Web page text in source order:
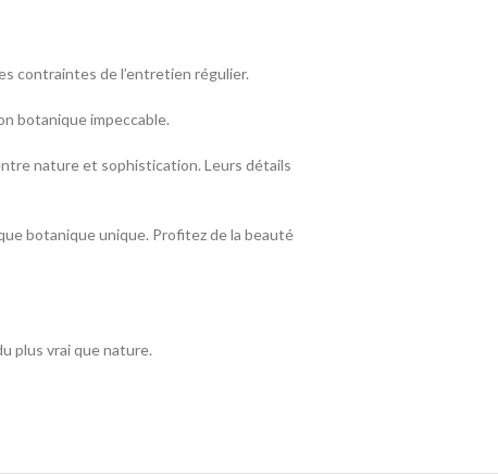
contraintes de l’entretien régulier.
botanique impeccable.
nature et sophistication. Leurs détails
botanique unique. Profitez de la beauté
plus vrai que nature.